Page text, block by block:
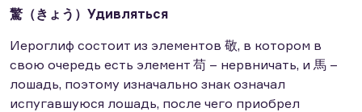
驚（きょう）Удивляться
Иероглиф состоит из элементов 敬, в котором в
свою очередь есть элемент 苟 – нервничать, и 馬 –
лошадь, поэтому изначально знак означал
испугавшуюся лошадь, после чего приобрел